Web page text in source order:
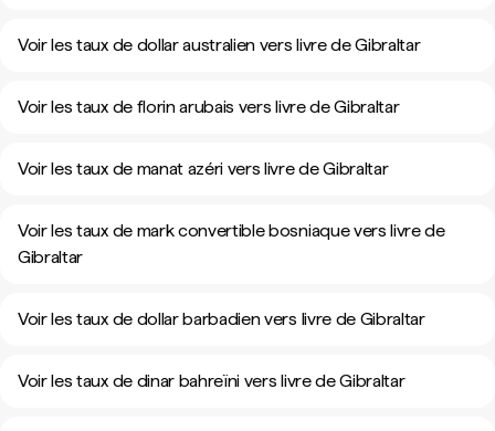
Voir les taux de dollar australien vers livre de Gibraltar
Voir les taux de florin arubais vers livre de Gibraltar
Voir les taux de manat azéri vers livre de Gibraltar
Voir les taux de mark convertible bosniaque vers livre de
Gibraltar
Voir les taux de dollar barbadien vers livre de Gibraltar
Voir les taux de dinar bahreïni vers livre de Gibraltar